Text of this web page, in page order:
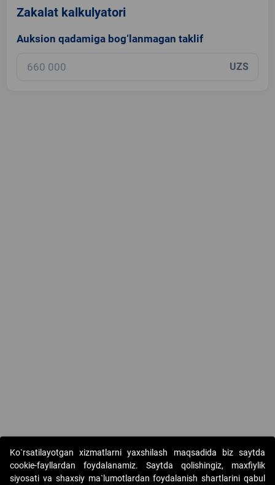
Zakalat kalkulyatori
Auksion qadamiga bog‘lanmagan taklif
UZS
Ko`rsatilayotgan xizmatlarni yaxshilash maqsadida biz saytda
cookie-fayllardan foydalanamiz. Saytda qolishingiz, maxfiylik
siyosati va shaxsiy ma`lumotlardan foydalanish shartlarini qabul